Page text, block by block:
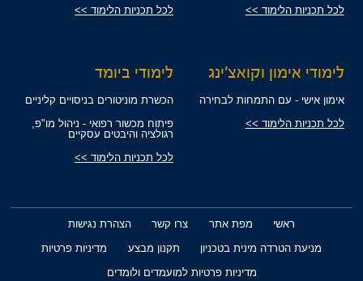
לכל תכניות הלימוד >>
לכל תכניות הלימוד >>
לימודי אימון וקואצ'ינג
אימון אישי - עם התמחות לבחירה
לכל תכניות הלימוד >>
לימודי ביומד
הכשרת מוניטורים בניסויים קליניים
פיתוח מכשור רפואי - ניהול מו"פ,
רגולציה והיבטים עסקיים
לכל תכניות הלימוד >>
ראשי מפת אתר צרו קשר
הצהרת נגישות
מניעת הטרדה מינית בטכניון
תקנון מבצע
מדיניות פרטיות
מדיניות פרטיות למועמדים ולומדים